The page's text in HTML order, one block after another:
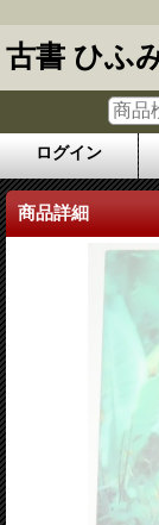
古書 ひふ
ログイン
商品詳細